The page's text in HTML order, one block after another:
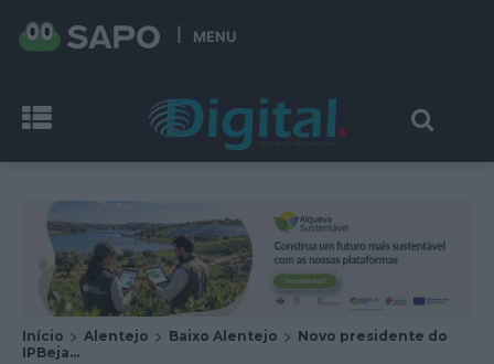
MENU
Início Alentejo Baixo Alentejo
Novo presidente do
IPBeja...